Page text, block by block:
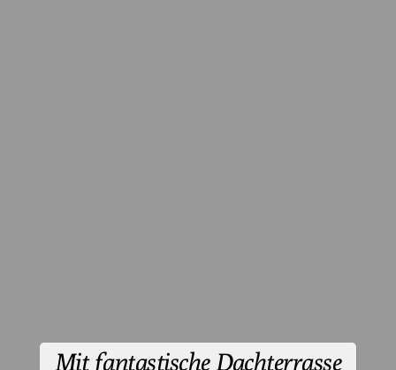
Mit fantastische Dachterrasse